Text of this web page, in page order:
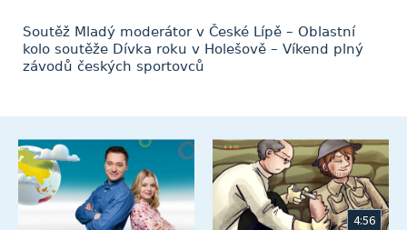
Soutěž Mladý moderátor v České Lípě – Oblastní
kolo soutěže Dívka roku v Holešově – Víkend plný
závodů českých sportovců
4:56